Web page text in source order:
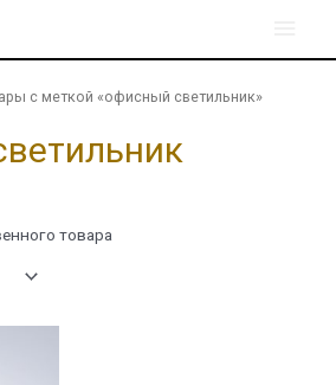
с меткой «офисный светильник»
товара